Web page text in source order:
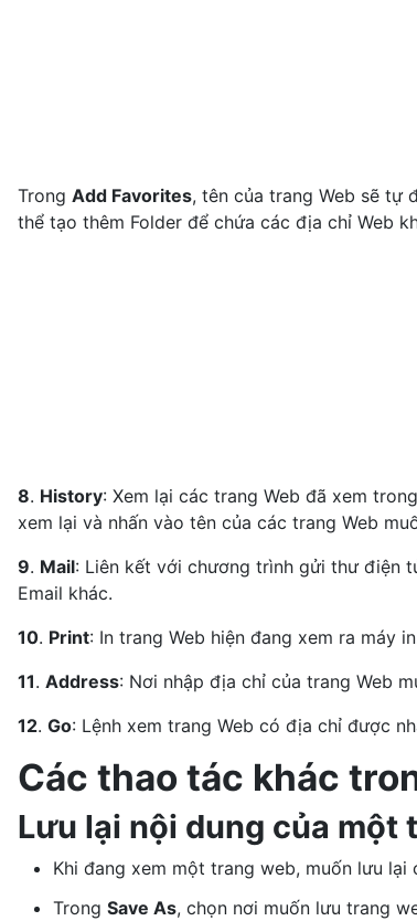
Trong Add Favorites, tên của trang Web sẽ tự
thể tạo thêm Folder để chứa các địa chỉ Web
8. History: Xem lại các trang Web đã xem
xem lại và nhấn vào tên của các trang Web
9. Mail: Liên kết với chương trình gửi thư điện
Email khác.
10. Print: In trang Web hiện đang xem ra máy
11. Address: Nơi nhập địa chỉ của trang Web
12. Go: Lệnh xem trang Web có địa chỉ được
Các thao tác khác
Lưu lại nội dung của một
Khi đang xem một trang web, muốn lưu lại
Trong Save As, chọn nơi muốn lưu trang